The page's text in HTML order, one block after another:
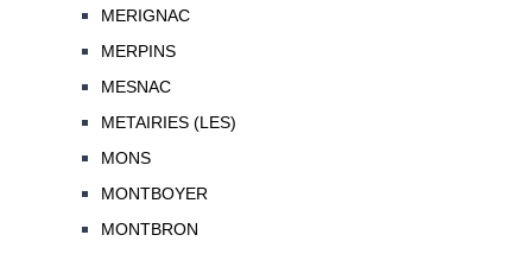
MERIGNAC
MERPINS
MESNAC
METAIRIES (LES)
MONS
MONTBOYER
MONTBRON